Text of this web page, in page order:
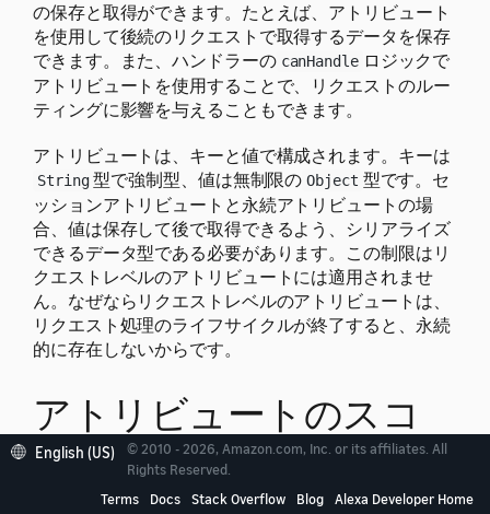
の保存と取得ができます。たとえば、アトリビュート
を使用して後続のリクエストで取得するデータを保存
できます。また、ハンドラーの canHandle ロジックで
アトリビュートを使用することで、リクエストのルー
ティングに影響を与えることもできます。
アトリビュートは、キーと値で構成されます。キーは
String 型で強制型、値は無制限の Object 型です。セ
ッションアトリビュートと永続アトリビュートの場
合、値は保存して後で取得できるよう、シリアライズ
できるデータ型である必要があります。この制限はリ
クエストレベルのアトリビュートには適用されませ
ん。なぜならリクエストレベルのアトリビュートは、
リクエスト処理のライフサイクルが終了すると、永続
的に存在しないからです。
アトリビュートのスコ
ープ
English (US)
© 2010 - 2026, Amazon.com, Inc. or its affiliates. All
Rights Reserved.
Terms
Docs Stack Overflow Blog Alexa Developer Home